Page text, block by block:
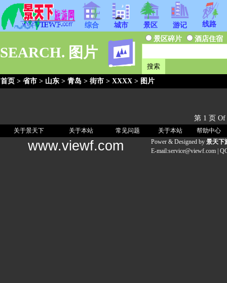
综合 城市 景区 游记 线路
SEARCH. 图片
景区碎片 酒店住宿
首页 > 省市 > 山东 > 青岛 > 街市 > XXXX > 图片
第 1 页
关于景天下 关于本站 常见问题 关于本站 帮助中心
www.viewf.com Power & Designed by 景天下
E-mail:service@viewf.com |